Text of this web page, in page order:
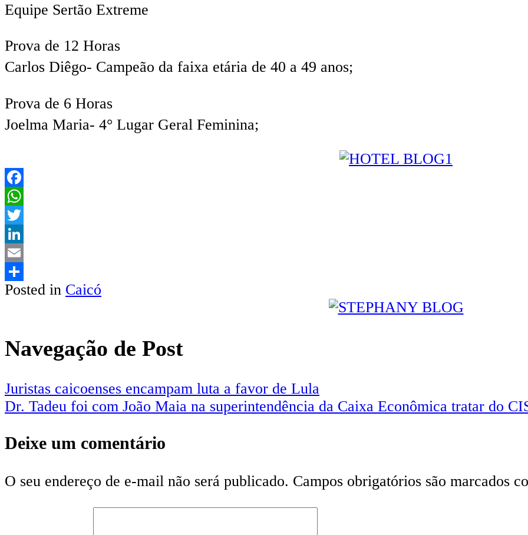
Equipe Sertão Extreme
Prova de 12 Horas
Carlos Diêgo- Campeão da faixa etária de 40 a 49 anos;
Prova de 6 Horas
Joelma Maria- 4° Lugar Geral Feminina;
Facebook
WhatsApp
Twitter
LinkedIn
Email
Share
Posted in Caicó
Navegação de Post
Juristas caicoenses encampam luta a favor de Lula
Dr. Tadeu foi com João Maia na superintendência da Caixa Econômica tratar do
Deixe um comentário
O seu endereço de e-mail não será publicado. Campos obrigatórios são marcados